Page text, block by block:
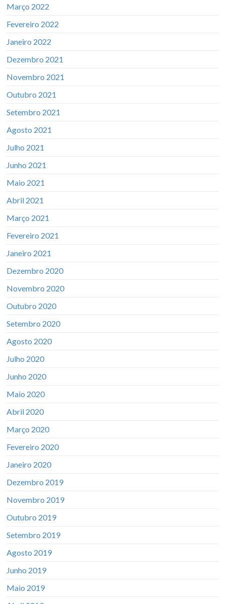
Março 2022
Fevereiro 2022
Janeiro 2022
Dezembro 2021
Novembro 2021
Outubro 2021
Setembro 2021
Agosto 2021
Julho 2021
Junho 2021
Maio 2021
Abril 2021
Março 2021
Fevereiro 2021
Janeiro 2021
Dezembro 2020
Novembro 2020
Outubro 2020
Setembro 2020
Agosto 2020
Julho 2020
Junho 2020
Maio 2020
Abril 2020
Março 2020
Fevereiro 2020
Janeiro 2020
Dezembro 2019
Novembro 2019
Outubro 2019
Setembro 2019
Agosto 2019
Junho 2019
Maio 2019